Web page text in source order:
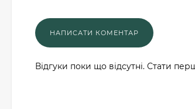
Відгуки поки що відсутні. Стати